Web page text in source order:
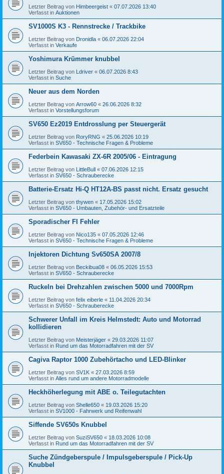
Letzter Beitrag von Himbeergeist « 07.07.2026 13:40
Verfasst in Auktionen
SV1000S K3 - Rennstrecke / Trackbike
Letzter Beitrag von Dronidla « 06.07.2026 22:04
Verfasst in Verkaufe
Yoshimura Krümmer knubbel
Letzter Beitrag von Ldriver « 06.07.2026 8:43
Verfasst in Suche
Neuer aus dem Norden
Letzter Beitrag von Arrow60 « 26.06.2026 8:32
Verfasst in Vorstellungsforum
SV650 Ez2019 Entdrosslung per Steuergerät
Letzter Beitrag von RoryRNG « 25.06.2026 10:19
Verfasst in SV650 - Technische Fragen & Probleme
Federbein Kawasaki ZX-6R 2005/06 - Eintragung
Letzter Beitrag von LittleBull « 07.06.2026 12:15
Verfasst in SV650 - Schrauberecke
Batterie-Ersatz Hi-Q HT12A-BS passt nicht. Ersatz gesucht
Letzter Beitrag von thywen « 17.05.2026 15:02
Verfasst in SV650 - Umbauten, Zubehör- und Ersatzteile
Sporadischer FI Fehler
Letzter Beitrag von Nico135 « 07.05.2026 12:46
Verfasst in SV650 - Technische Fragen & Probleme
Injektoren Dichtung Sv650SA 2007/8
Letzter Beitrag von Beckibua08 « 06.05.2026 15:53
Verfasst in SV650 - Schrauberecke
Ruckeln bei Drehzahlen zwischen 5000 und 7000Rpm
Letzter Beitrag von felix eiberle « 11.04.2026 20:34
Verfasst in SV650 - Schrauberecke
Schwerer Unfall im Kreis Helmstedt: Auto und Motorrad
kollidieren
Letzter Beitrag von Meisterjäger « 29.03.2026 11:07
Verfasst in Rund um das Motorradfahren mit der SV
Cagiva Raptor 1000 Zubehörtacho und LED-Blinker
Letzter Beitrag von SV1K « 27.03.2026 8:59
Verfasst in Alles rund um andere Motorradmodelle
Heckhöherlegung mit ABE o. Teilegutachten
Letzter Beitrag von Shelle650 « 19.03.2026 15:20
Verfasst in SV1000 - Fahrwerk und Reifenwahl
Siffende SV650s Knubbel
Letzter Beitrag von SuziSV650 « 18.03.2026 10:08
Verfasst in Rund um das Motorradfahren mit der SV
Suche Zündgeberspule / Impulsgeberspule / Pick-Up
Knubbel